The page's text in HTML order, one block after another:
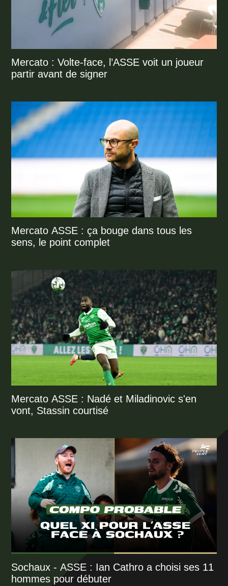
Mercato : Volte-face, l’ASSE voit un joueur
partir avant de signer
Mercato ASSE : ça bouge dans tous les
sens, le point complet
Mercato ASSE : Nadé et Miladinovic s'en
vont, Stassin courtisé
Sochaux - ASSE : Ian Cathro a choisi ses 11
hommes pour débuter